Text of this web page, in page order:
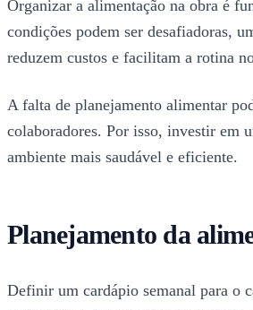
Organizar a alimentação na obra é
condições podem ser desafiadoras,
reduzem custos e facilitam a rotina
A falta de planejamento alimentar
colaboradores. Por isso, investir em
ambiente mais saudável e eficiente.
Planejamento da
Definir um cardápio semanal para o